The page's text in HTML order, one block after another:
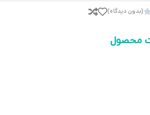
(بدون دیدگاه)
محصول